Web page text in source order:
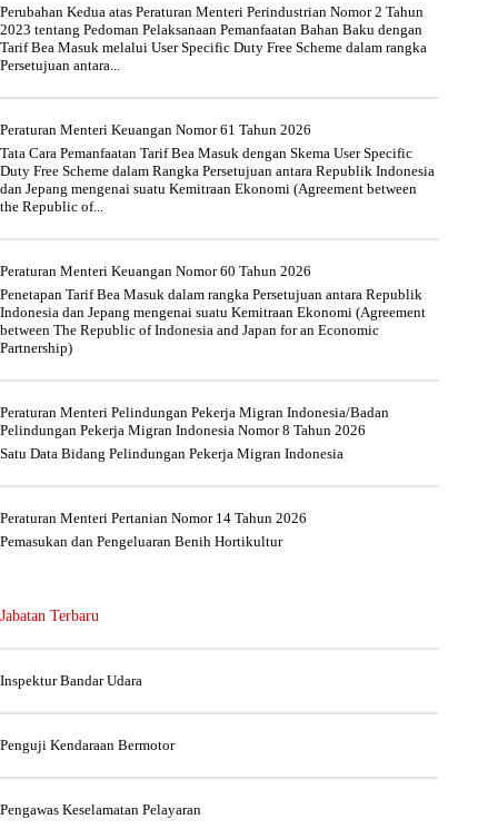
Perubahan Kedua atas Peraturan Menteri Perindustrian Nomor 2 Tahun
2023 tentang Pedoman Pelaksanaan Pemanfaatan Bahan Baku dengan
Tarif Bea Masuk melalui User Specific Duty Free Scheme dalam rangka
Persetujuan antara...
Peraturan Menteri Keuangan Nomor 61 Tahun 2026
Tata Cara Pemanfaatan Tarif Bea Masuk dengan Skema User Specific
Duty Free Scheme dalam Rangka Persetujuan antara Republik Indonesia
dan Jepang mengenai suatu Kemitraan Ekonomi (Agreement between
the Republic of...
Peraturan Menteri Keuangan Nomor 60 Tahun 2026
Penetapan Tarif Bea Masuk dalam rangka Persetujuan antara Republik
Indonesia dan Jepang mengenai suatu Kemitraan Ekonomi (Agreement
between The Republic of Indonesia and Japan for an Economic
Partnership)
Peraturan Menteri Pelindungan Pekerja Migran Indonesia/Badan
Pelindungan Pekerja Migran Indonesia Nomor 8 Tahun 2026
Satu Data Bidang Pelindungan Pekerja Migran Indonesia
Peraturan Menteri Pertanian Nomor 14 Tahun 2026
Pemasukan dan Pengeluaran Benih Hortikultur
Jabatan Terbaru
Inspektur Bandar Udara
Penguji Kendaraan Bermotor
Pengawas Keselamatan Pelayaran